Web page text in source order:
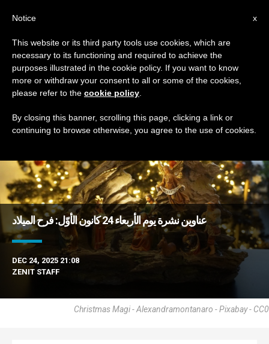
TAG
Posts Tagged ‘هدنة’
DERNIÈRES NOUVELLES
عناوين نشرة يوم الأربعاء 24 كانون الأوّل: فرح الميلاد
DEC 24, 2025 21:08
ZENIT STAFF
Christmas Magi - Alexandramontanaro - Pixabay - CC0
x
Notice
This website or its third party tools use cookies, which are
necessary to its functioning and required to achieve the
purposes illustrated in the cookie policy. If you want to know
more or withdraw your consent to all or some of the cookies,
please refer to the cookie policy
By closing this banner, scrolling this page, clicking a link or
continuing to browse otherwise, you agree to the use of cookies.